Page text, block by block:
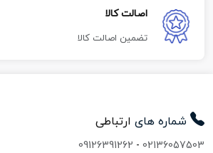
اصالت کالا
تضمین اصالت کالا
شماره های ارتباطی
02136057503
-
09126391262